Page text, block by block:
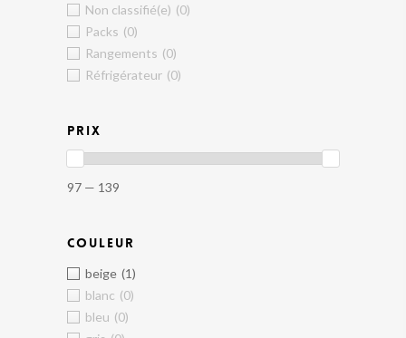
Non classifié(e) (0)
Packs (0)
Rangements (0)
Réfrigérateur (0)
PRIX
97 — 139
COULEUR
beige (1)
blanc (0)
bleu (0)